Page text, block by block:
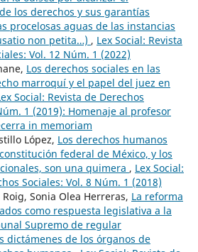
los derechos y sus garantías
procelosas aguas de las instancias
non petita…) , Lex Social: Revista
Vol. 12 Núm. 1 (2022)
Los derechos sociales en las
marroquí y el papel del juez en
Social: Revista de Derechos
1 (2019): Homenaje al profesor
in memoriam
López, Los derechos humanos
federal de México, y los
son una quimera , Lex Social:
Sociales: Vol. 8 Núm. 1 (2018)
Sonia Olea Herreras, La reforma
como respuesta legislativa a la
Supremo de regular
dictámenes de los órganos de